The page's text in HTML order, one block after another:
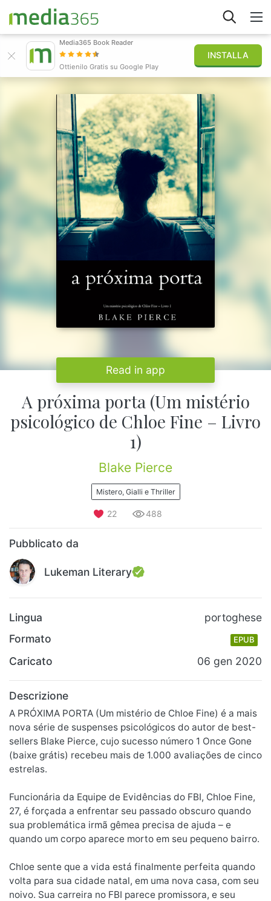
Accedi
Pubblica
Media365 Book Reader
Ottienilo Gratis su Google Play
INSTALLA
Read in app
A próxima porta (Um mistério
psicológico de Chloe Fine – Livro
1)
Blake Pierce
Mistero, Gialli e Thriller
22 488
Pubblicato da
Lukeman Literary
Lingua
portoghese
Formato
EPUB
Caricato 06 gen 2020
Descrizione
A PRÓXIMA PORTA (Um mistério de Chloe Fine) é a mais
nova série de suspenses psicológicos do autor de best-
sellers Blake Pierce, cujo sucesso número 1 Once Gone
(baixe grátis) recebeu mais de 1.000 avaliações de cinco
estrelas.
Funcionária da Equipe de Evidências do FBI, Chloe Fine,
27, é forçada a enfrentar seu passado obscuro quando
sua problemática irmã gêmea precisa de ajuda – e
quando um corpo aparece morto em seu pequeno bairro.
Chloe sente que a vida está finalmente perfeita quando
volta para sua cidade natal, em uma nova casa, com seu
noivo. Sua carreira no FBI parece promissora, e seu